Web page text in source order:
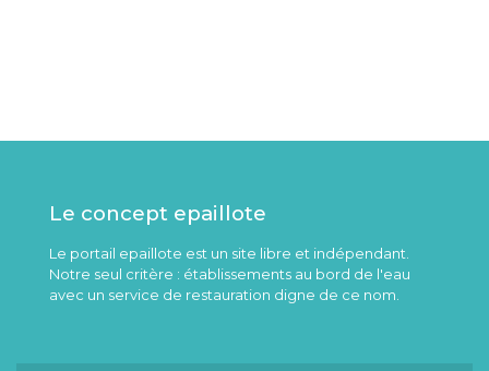
Le concept epaillote
Le portail epaillote est un site libre et indépendant.
Notre seul critère : établissements au bord de l'eau
avec un service de restauration digne de ce nom.